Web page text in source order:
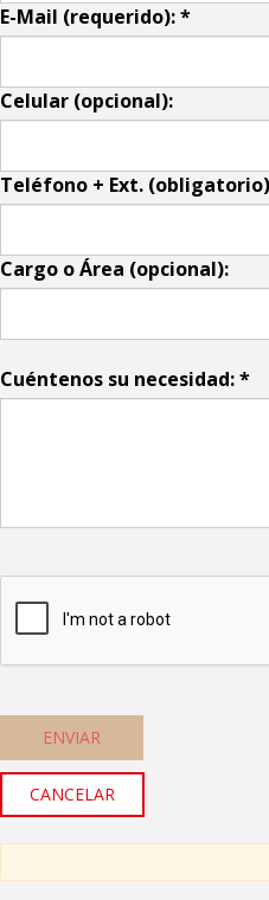
E-Mail (requerido):*
Celular (opcional):
Teléfono + Ext.
Cargo o Área (opcional):
Cuéntenos su necesidad:*
CANCELAR